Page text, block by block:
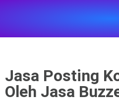
Jasa Posting
Oleh Jasa